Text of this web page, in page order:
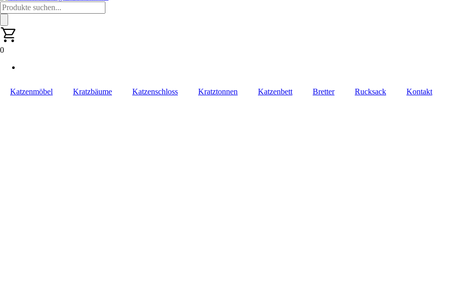
Products
search
0
Katzenmöbel Kratzbäume Katzenschloss Kratztonnen Katzenbett Bretter Rucksack Kontakt